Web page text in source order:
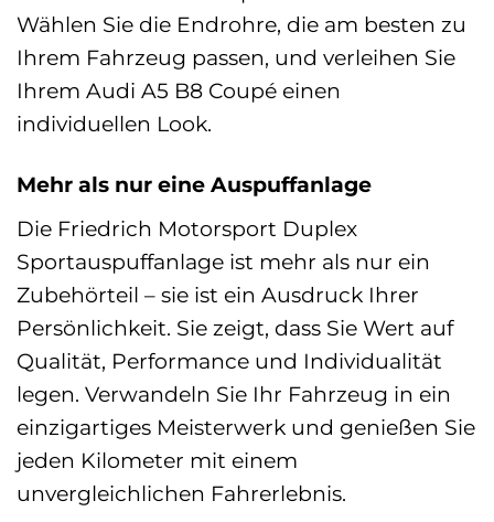
Wählen Sie die Endrohre, die am besten zu
Ihrem Fahrzeug passen, und verleihen Sie
Ihrem Audi A5 B8 Coupé einen
individuellen Look.
Mehr als nur eine Auspuffanlage
Die Friedrich Motorsport Duplex
Sportauspuffanlage ist mehr als nur ein
Zubehörteil – sie ist ein Ausdruck Ihrer
Persönlichkeit. Sie zeigt, dass Sie Wert auf
Qualität, Performance und Individualität
legen. Verwandeln Sie Ihr Fahrzeug in ein
einzigartiges Meisterwerk und genießen Sie
jeden Kilometer mit einem
unvergleichlichen Fahrerlebnis.